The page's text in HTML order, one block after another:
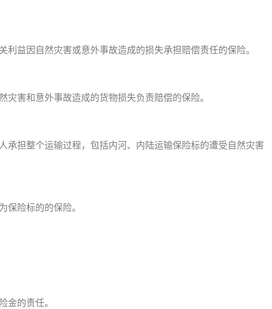
益因自然灾害或意外事故造成的损失承担赔偿责任的保险。
害和意外事故造成的货物损失负责赔偿的保险。
承担整个运输过程，包括内河、内陆运输保险标的遭受自然灾害
保险标的的保险。
金的责任。